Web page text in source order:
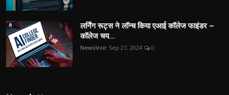
लर्निंग रूट्स ने लॉन्च किया एआई कॉलेज फाइंडर –
कॉलेज चय...
NewsVoir Sep 27, 2024 0